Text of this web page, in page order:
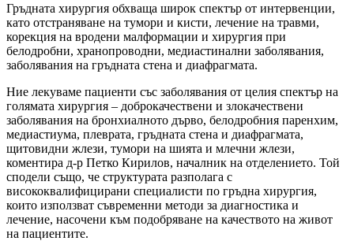
Гръдната хирургия обхваща широк спектър от интервенции,
като отстраняване на тумори и кисти, лечение на травми,
корекция на вродени малформации и хирургия при
белодробни, хранопроводни, медиастинални заболявания,
заболявания на гръдната стена и диафрагмата.
Ние лекуваме пациенти със заболявания от целия спектър на
голямата хирургия – доброкачествени и злокачествени
заболявания на бронхиалното дърво, белодробния паренхим,
медиастиума, плеврата, гръдната стена и диафрагмата,
щитовидни жлези, тумори на шията и млечни жлези,
коментира д-р Петко Кирилов, началник на отделението. Той
сподели също, че структурата разполага с
висококвалифицирани специалисти по гръдна хирургия,
които използват съвременни методи за диагностика и
лечение, насочени към подобряване на качеството на живот
на пациентите.